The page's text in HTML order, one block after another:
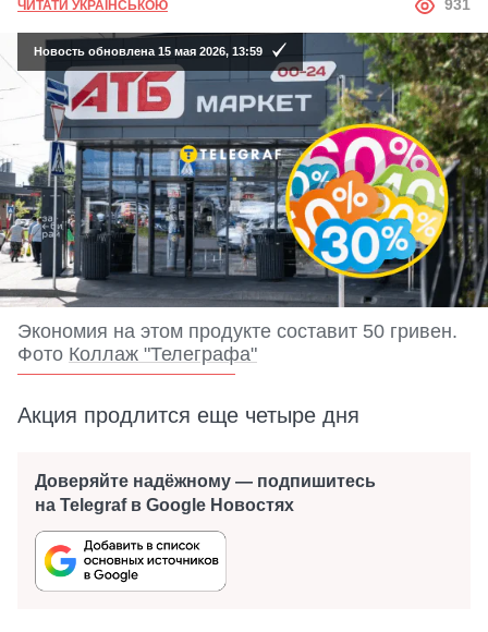
ЧИТАТИ УКРАЇНСЬКОЮ АВТОР
931
Новость обновлена 15 мая 2026, 13:59
Экономия на этом продукте составит 50 гривен.
Фото Коллаж "Телеграфа"
Акция продлится еще четыре дня
Доверяйте надёжному — подпишитесь
на Telegraf в Google Новостях